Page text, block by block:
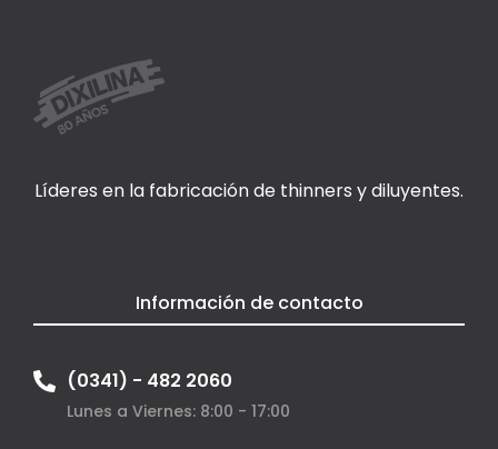
Líderes en la fabricación de thinners y diluyentes.
Información de contacto
(0341) - 482 2060
Lunes a Viernes: 8:00 - 17:00